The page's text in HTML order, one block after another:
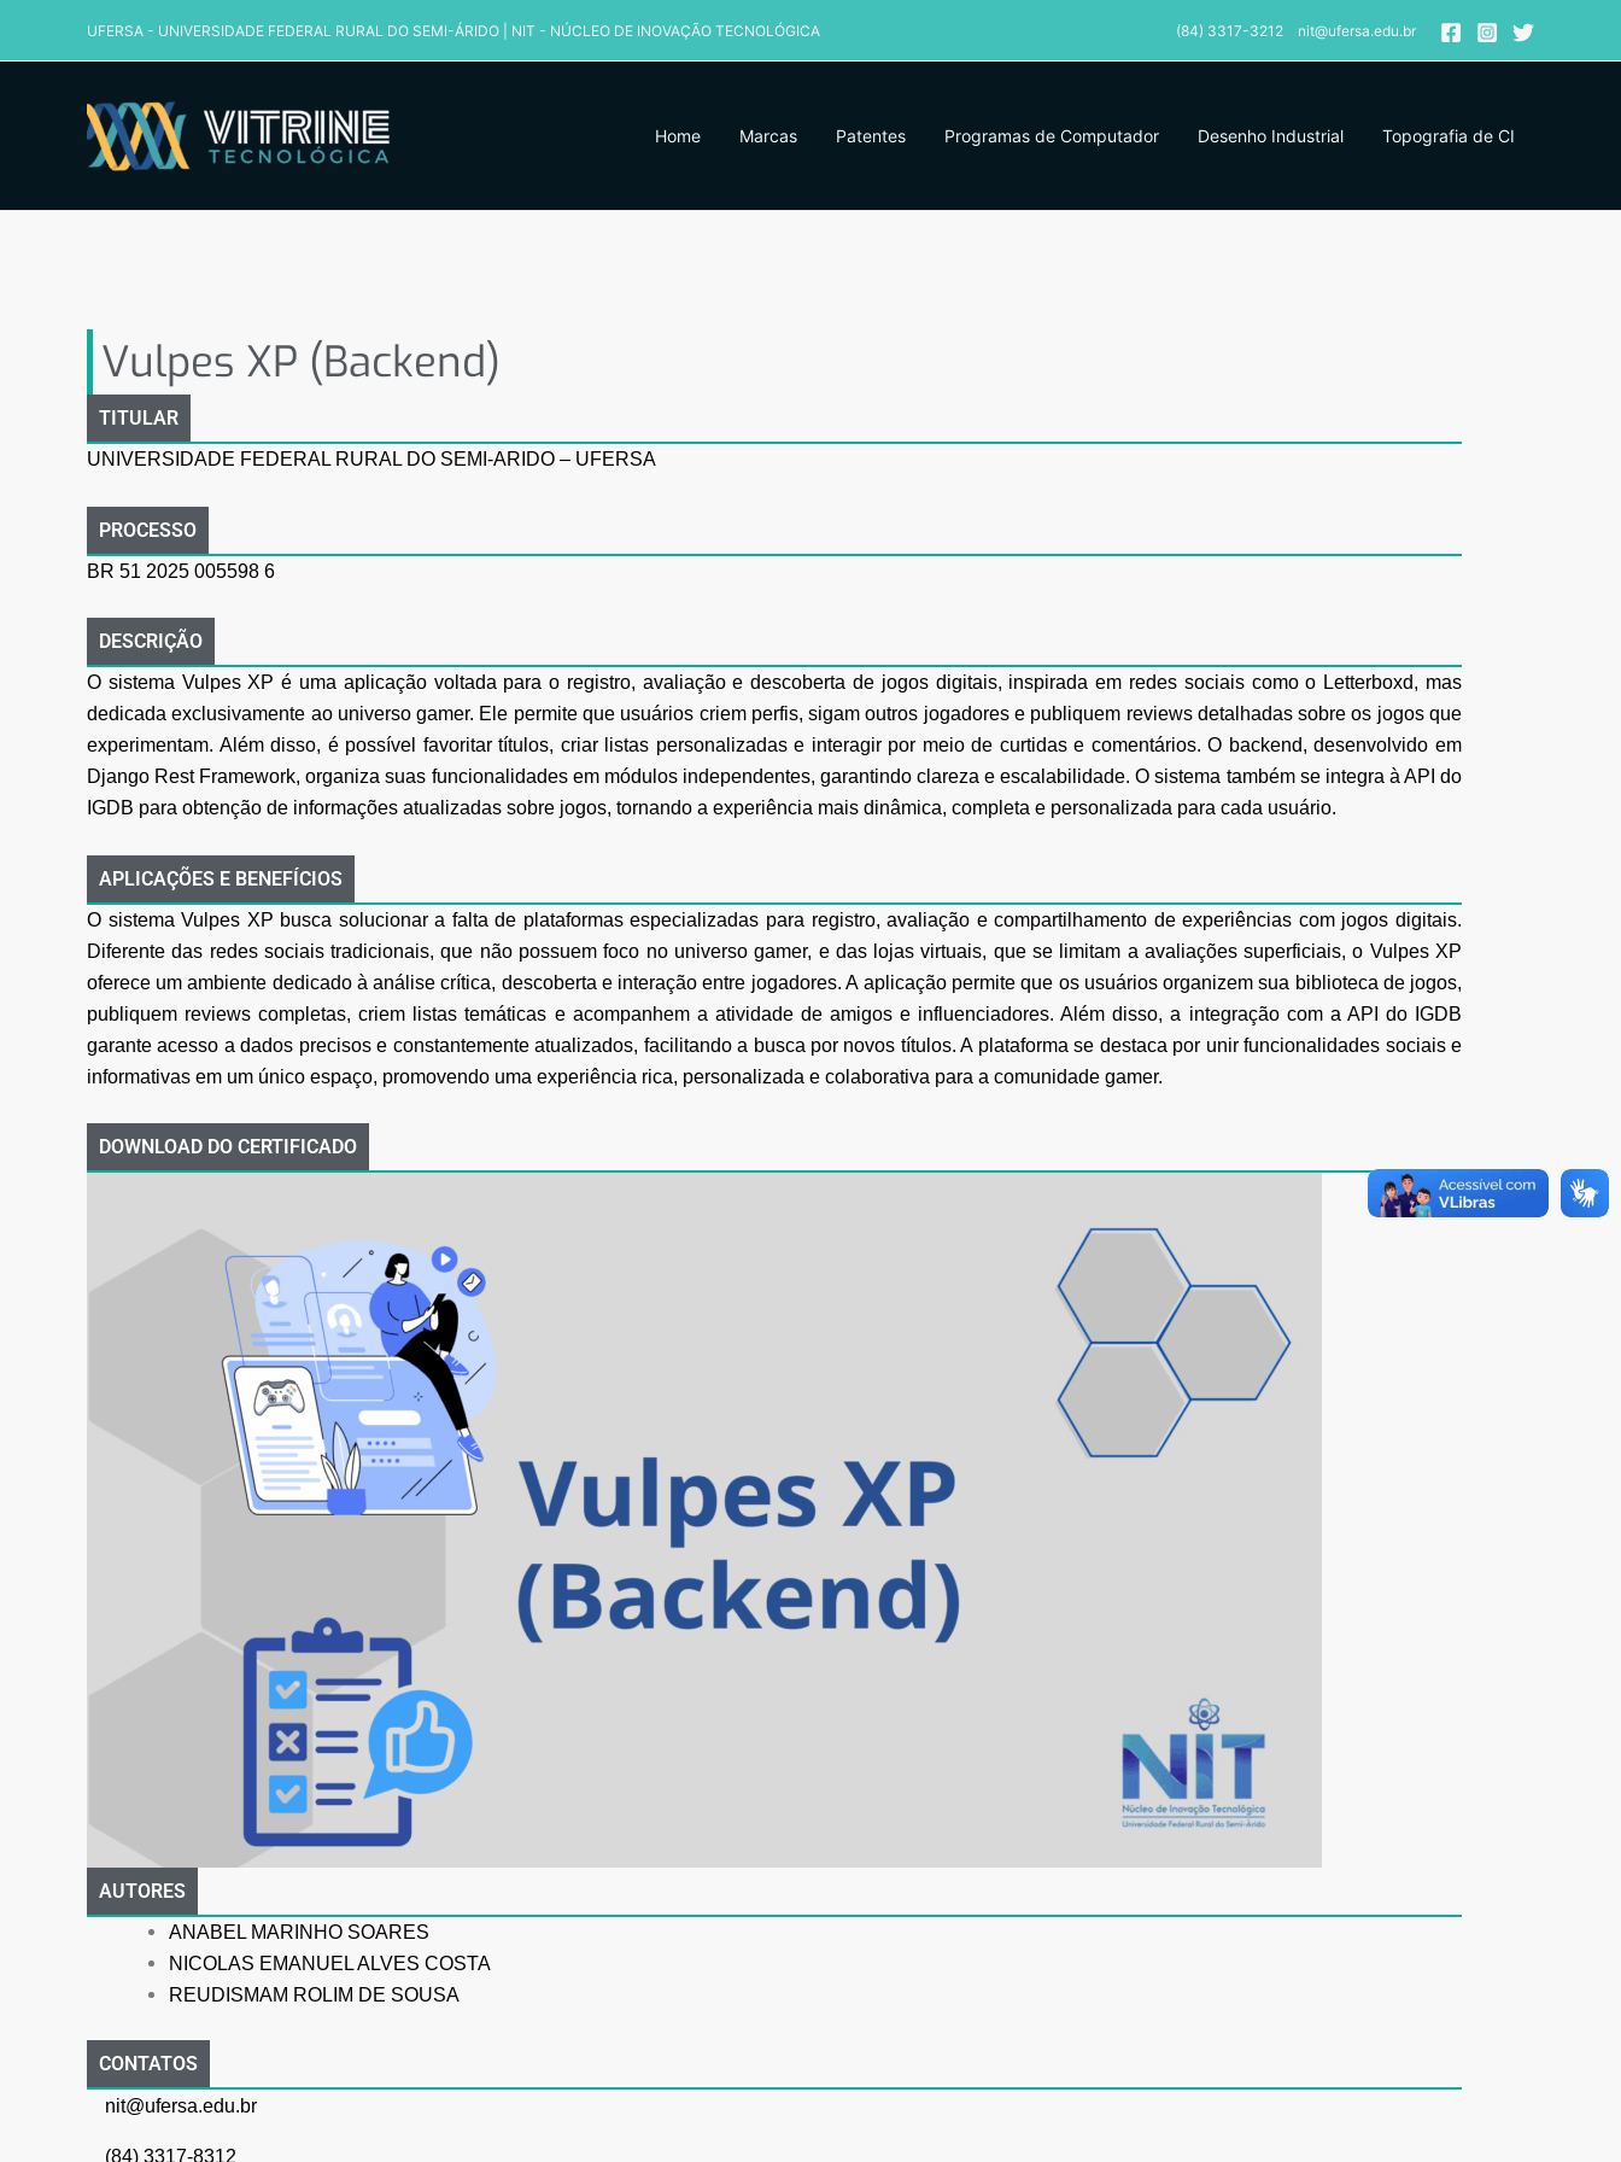
UFERSA - UNIVERSIDADE FEDERAL RURAL DO SEMI-ÁRIDO NIT - NÚCLEO DE INOVAÇÃO TECNOLÓGICA (84) 3317-3212 nit@ufersa.edu.br
Home Marcas Patentes Programas de Computador Desenho Industrial Topografia de CI
Vulpes XP (Backend)
TITULAR
UNIVERSIDADE FEDERAL RURAL DO SEMI-ARIDO – UFERSA
PROCESSO
BR 51 2025 005598 6
DESCRIÇÃO
O sistema Vulpes XP é uma aplicação voltada para o registro, avaliação e descoberta de jogos digitais, inspirada em redes sociais como o Letterboxd, mas
dedicada exclusivamente ao universo gamer. Ele permite que usuários criem perfis, sigam outros jogadores e publiquem reviews detalhadas sobre os jogos que
experimentam. Além disso, é possível favoritar títulos, criar listas personalizadas e interagir por meio de curtidas e comentários. O backend, desenvolvido em
Django Rest Framework, organiza suas funcionalidades em módulos independentes, garantindo clareza e escalabilidade. O sistema também se integra à API do
IGDB para obtenção de informações atualizadas sobre jogos, tornando a experiência mais dinâmica, completa e personalizada para cada usuário.
APLICAÇÕES E BENEFÍCIOS
O sistema Vulpes XP busca solucionar a falta de plataformas especializadas para registro, avaliação e compartilhamento de experiências com jogos digitais.
Diferente das redes sociais tradicionais, que não possuem foco no universo gamer, e das lojas virtuais, que se limitam a avaliações superficiais, o Vulpes XP
oferece um ambiente dedicado à análise crítica, descoberta e interação entre jogadores. A aplicação permite que os usuários organizem sua biblioteca de jogos,
publiquem reviews completas, criem listas temáticas e acompanhem a atividade de amigos e influenciadores. Além disso, a integração com a API do IGDB
garante acesso a dados precisos e constantemente atualizados, facilitando a busca por novos títulos. A plataforma se destaca por unir funcionalidades sociais e
informativas em um único espaço, promovendo uma experiência rica, personalizada e colaborativa para a comunidade gamer.
DOWNLOAD DO CERTIFICADO
AUTORES
ANABEL MARINHO SOARES
NICOLAS EMANUEL ALVES COSTA
REUDISMAM ROLIM DE SOUSA
CONTATOS
nit@ufersa.edu.br
(84) 3317-8312